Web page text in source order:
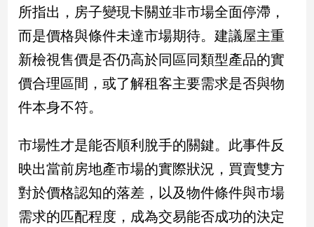
南
台
灣
觀
南
台
灣
觀
點
所指出，房子變現卡關並非市場全面停滯，
而是價格與條件未達市場期待。建議屋主重
新檢視售價是否仍高於同區同類型產品的實
價合理區間，或了解租客主要需求是否與物
件本身不符。
市場性才是能否順利脫手的關鍵。此事件反
映出當前房地產市場的實際狀況，買賣雙方
對於價格認知的落差，以及物件條件與市場
需求的匹配程度，成為交易能否成功的決定